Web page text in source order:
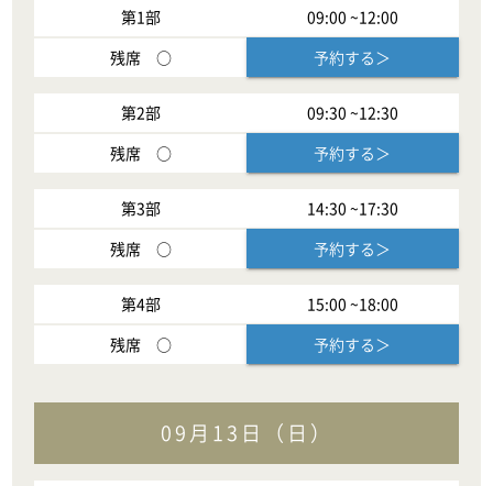
第1部 09:00 ~12:00
残席 ○ 予約する＞
第2部 09:30 ~12:30
残席 ○ 予約する＞
第3部 14:30 ~17:30
残席 ○ 予約する＞
第4部 15:00 ~18:00
残席 ○ 予約する＞
09月13日（日）